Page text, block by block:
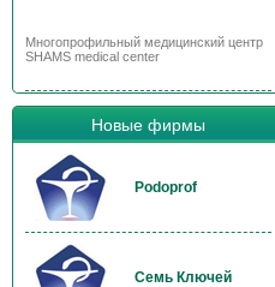
Многопрофильный медицинский центр
SHAMS medical center
Новые фирмы
Podoprof
Семь Ключей